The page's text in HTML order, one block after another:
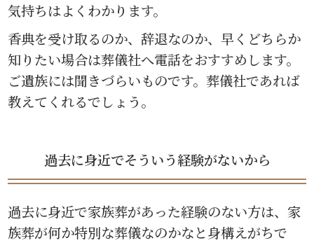
気持ちはよくわかります。
香典を受け取るのか、辞退なのか、早くどちらか
知りたい場合は葬儀社へ電話をおすすめします。
ご遺族には聞きづらいものです。葬儀社であれば
教えてくれるでしょう。
過去に身近でそういう経験がないから
過去に身近で家族葬があった経験のない方は、家
族葬が何か特別な葬儀なのかなと身構えがちで